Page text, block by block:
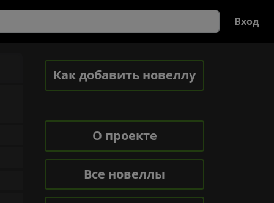
Вход
Как добавить новеллу
О проекте
Все новеллы